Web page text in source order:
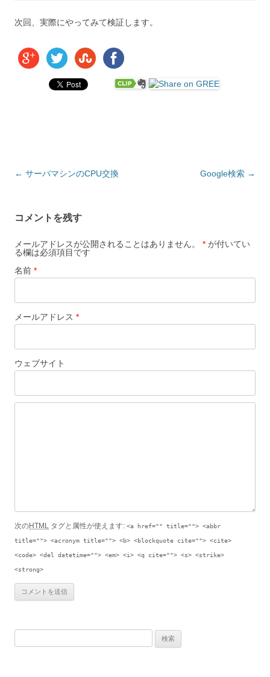
次回、実際にやってみて検証します。
投稿ナビゲーション
← サーバマシンのCPU交換 Google検索 →
コメントを残す
メールアドレスが公開されることはありません。 * が付いてい
る欄は必須項目です
名前 *
メールアドレス *
ウェブサイト
次のHTML タグと属性が使えます: <a href="" title=""> <abbr
title=""> <acronym title=""> <b> <blockquote cite=""> <cite>
<code> <del datetime=""> <em> <i> <q cite=""> <s> <strike>
<strong>